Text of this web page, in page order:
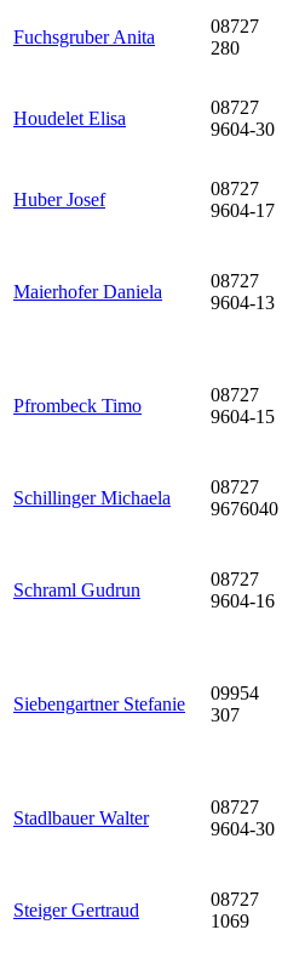
Fuchsgruber Anita
08727
280
Houdelet Elisa
08727
9604-30
Huber Josef
08727
9604-17
Maierhofer Daniela
08727
9604-13
Pfrombeck Timo
08727
9604-15
Schillinger Michaela
08727
9676040
Schraml Gudrun
08727
9604-16
Siebengartner Stefanie
09954
307
Stadlbauer Walter
08727
9604-30
Steiger Gertraud
08727
1069